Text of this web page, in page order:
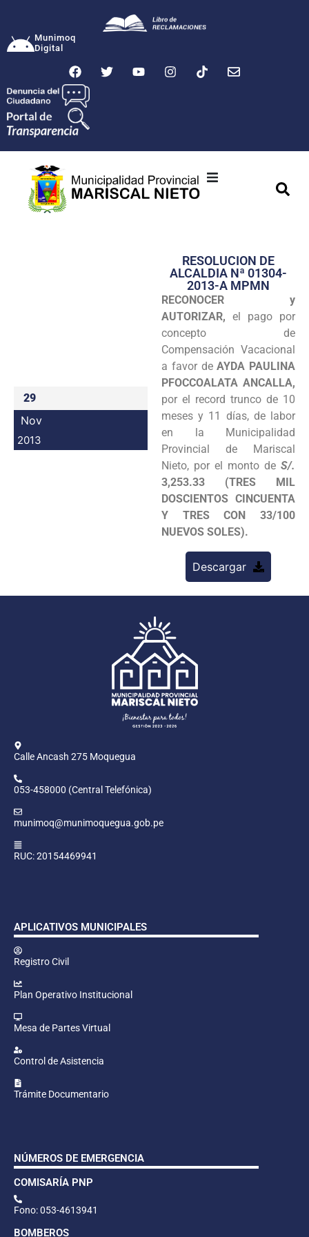
Munimoq
Digital
Transparencia
Seguridad
Programas
Intranet
29
Nov
2013
RESOLUCION DE
ALCALDIA Nª 01304-
2013-A MPMN
RECONOCER y
AUTORIZAR, el pago por
concepto de
Compensación Vacacional
a favor deAYDA PAULINA
PFOCCOALATA ANCALLA,
por el record trunco de 10
meses y 11 días, de labor
en la Municipalidad
Provincial de Mariscal
Nieto, por el monto de S/.
3,253.33 (TRES MIL
DOSCIENTOS CINCUENTA
Y TRES CON 33/100
NUEVOS SOLES).
Descargar
Calle Ancash 275 Moquegua
053-458000 (Central Telefónica)
munimoq@munimoquegua.gob.pe
RUC: 20154469941
APLICATIVOS MUNICIPALES
Registro Civil
Plan Operativo Institucional
Mesa de Partes Virtual
Control de Asistencia
Trámite Documentario
NÚMEROS DE EMERGENCIA
COMISARÍA PNP
Fono: 053-4613941
BOMBEROS